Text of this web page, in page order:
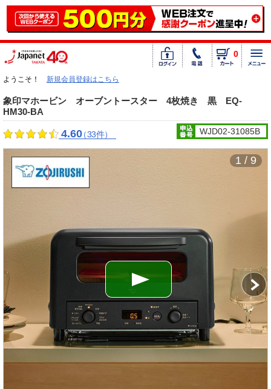
0
ようこそ！ 新規会員登録はこちら
象印マホービン オーブントースター 4枚焼き 黒 EQ-
HM30-BA
4.60（33件） WJD02-31085B
1 / 9